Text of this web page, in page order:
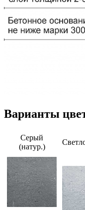
Варианты
Серый
(натур.)